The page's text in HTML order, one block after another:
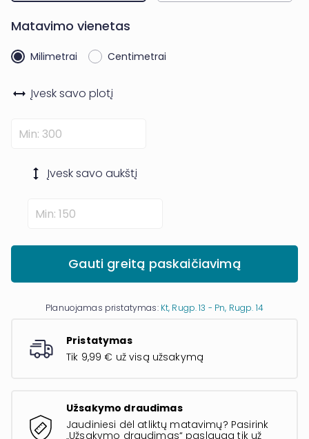
Matavimo vienetas
Milimetrai Centimetrai
Įvesk savo plotį
Įvesk savo aukštį
Gauti greitą paskaičiavimą
Planuojamas pristatymas: Kt, Rugp. 13 - Pn, Rugp. 14
Pristatymas
Tik 9,99 € už visą užsakymą
Užsakymo draudimas
Jaudiniesi dėl atliktų matavimų? Pasirink
„Užsakymo draudimas“ paslaugą tik už